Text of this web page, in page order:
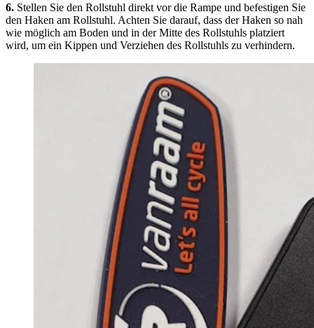
6. Stellen Sie den Rollstuhl direkt vor die Rampe und befestigen Sie
den Haken am Rollstuhl. Achten Sie darauf, dass der Haken so nah
wie möglich am Boden und in der Mitte des Rollstuhls platziert
wird, um ein Kippen und Verziehen des Rollstuhls zu verhindern.